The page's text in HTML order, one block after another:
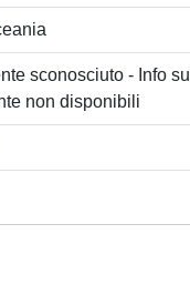
sconosciuto - Info sul
non disponibili